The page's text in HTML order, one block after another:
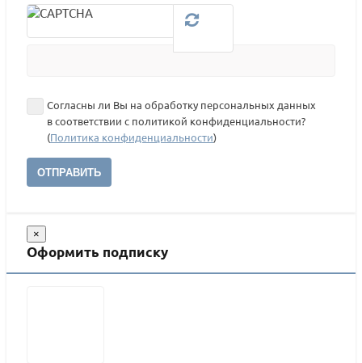
Согласны ли Вы на обработку персональных данных
в соответствии с политикой конфиденциальности?
(Политика конфиденциальности)
ОТПРАВИТЬ
×
Оформить подписку